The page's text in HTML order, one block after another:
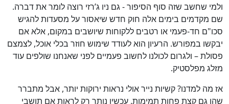
ולמי שחשב שזה סוף הסיפור - גם ניו ג’רזי רוצה לומר את דברה.
שם מקדמים בימים אלה חוק חדש שיאסור על מסעדות להגיש
סכו"ם חד-פעמי או רטבים ללקוחות שיושבים במקום, אלא אם
יבקשו במפורש. הרעיון הוא לעודד שימוש חוזר בכלי אוכל, לצמצם
פסולת – ולגרום לכולנו לחשוב פעמיים לפני שאנחנו שולפים עוד
מזלג מפלסטיק.
אז מה למדנו? קשיות נייר אולי נראות ירוקות יותר, אבל מתברר
שהן גם קצת פחות תמימות. עכשיו נותר רק לראות אם תושבי